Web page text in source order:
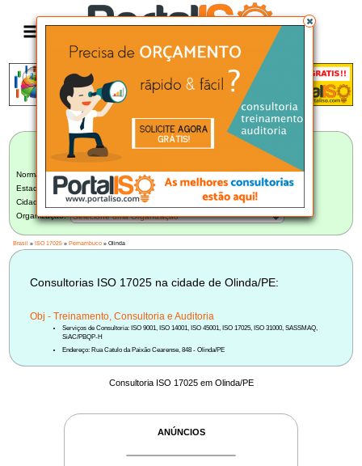
LISTA BRASILEIRA DE CONSULTORIAS
Norma:
ISO 17025
Estado:
Pernambuco (5)
Cidade:
Olinda/PE (1)
Organização:
Selecione uma Organização
Brasil »ISO 17025 »Pernambuco » Olinda
Consultorias ISO 17025 na cidade de Olinda/PE:
Obj - Treinamento, Consultoria e Auditoria
Serviços de Consultoria: ISO 9001, ISO 14001, ISO 45001, ISO 17025, ISO 31000, SASSMAQ,
SiAC/PBQP-H
Endereço: Rua Catulo da Paixão Cearense, 848 - Olinda/PE
Consultoria ISO 17025 em Olinda/PE
ANÚNCIOS